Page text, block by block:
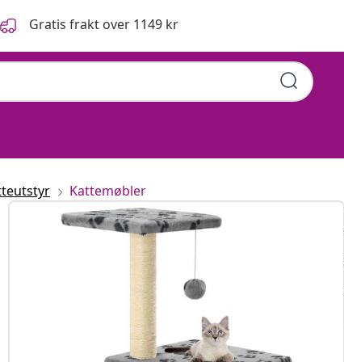
Gratis frakt over 1149 kr
Kattemøbler